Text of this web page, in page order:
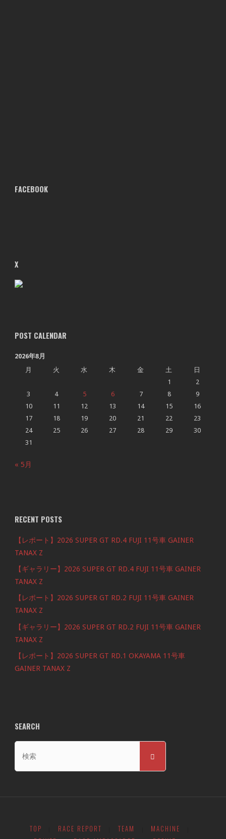
FACEBOOK
X
POST CALENDAR
2026年8月
月
火 水 木 金 土
日
1
2
3
4 5 6 7 8
9
10
11 12 13 14 15
16
17
18 19 20 21 22
23
24
25 26 27 28 29
30
31
« 5月
RECENT POSTS
【レポート】2026 SUPER GT RD.4 FUJI 11号車 GAINER
TANAX Z
【ギャラリー】2026 SUPER GT RD.4 FUJI 11号車 GAINER
TANAX Z
【レポート】2026 SUPER GT RD.2 FUJI 11号車 GAINER
TANAX Z
【ギャラリー】2026 SUPER GT RD.2 FUJI 11号車 GAINER
TANAX Z
【レポート】2026 SUPER GT RD.1 OKAYAMA 11号車
GAINER TANAX Z
SEARCH
対
検
TOP RACE REPORT TEAM MACHINE